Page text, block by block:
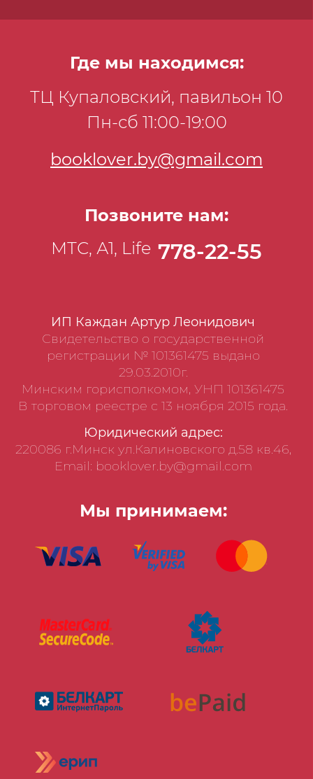
ИП Каждан Артур Леонидович
Свидетельство о государственной
регистрации № 101361475 выдано
29.03.2010г.
Минским горисполкомом, УНП 101361475
В торговом реестре с 13 ноября 2015 года.
Юридический адрес:
220086 г.Минск ул.Калиновского д.58 кв.46,
Email: booklover.by@gmail.com
Мы принимаем:
Где мы находимся:
ТЦ Купаловский, павильон 10
Пн-сб 11:00-19:00
booklover.by@gmail.com
Позвоните нам:
МТС, А1, Life 778-22-55